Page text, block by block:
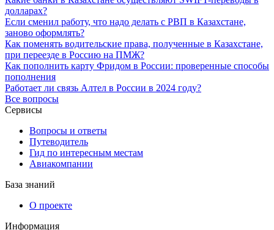
долларах?
Если сменил работу, что надо делать с РВП в Казахстане,
заново оформлять?
Как поменять водительские права, полученные в Казахстане,
при переезде в Россию на ПМЖ?
Как пополнить карту Фридом в России: проверенные способы
пополнения
Работает ли связь Алтел в России в 2024 году?
Все вопросы
Сервисы
Вопросы и ответы
Путеводитель
Гид по интересным местам
Авиакомпании
База знаний
О проекте
Информация